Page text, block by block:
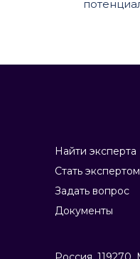
Найти эксперта
Стать экспертом
Задать вопрос
Документы